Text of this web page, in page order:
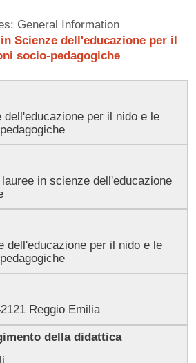
General Information
Scienze dell'educazione per il
socio-pedagogiche
dell'educazione per il nido e le
in scienze dell'educazione
dell'educazione per il nido e le
Reggio Emilia
della didattica